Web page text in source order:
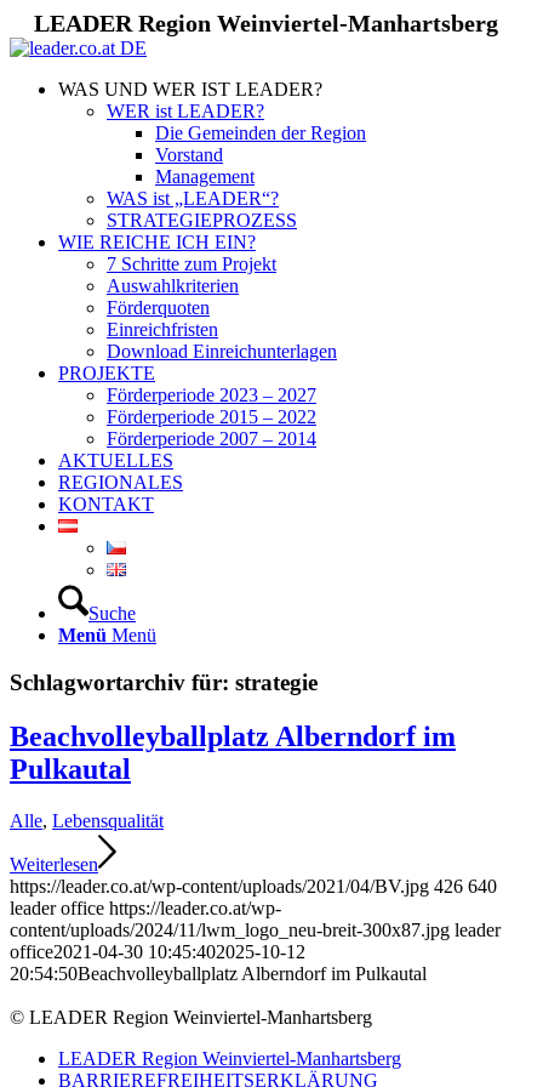
LEADER Region Weinviertel-Manhartsberg
WAS UND WER IST LEADER?
WER ist LEADER?
Die Gemeinden der Region
Vorstand
Management
WAS ist „LEADER“?
STRATEGIEPROZESS
WIE REICHE ICH EIN?
7 Schritte zum Projekt
Auswahlkriterien
Förderquoten
Einreichfristen
Download Einreichunterlagen
PROJEKTE
Förderperiode 2023 – 2027
Förderperiode 2015 – 2022
Förderperiode 2007 – 2014
AKTUELLES
REGIONALES
KONTAKT
Suche
Menü Menü
Schlagwortarchiv für: strategie
Beachvolleyballplatz Alberndorf im
Pulkautal
Alle, Lebensqualität
Weiterlesen
https://leader.co.at/wp-content/uploads/2021/04/BV.jpg 426 640
leader office https://leader.co.at/wp-
content/uploads/2024/11/lwm_logo_neu-breit-300x87.jpg leader
office2021-04-30 10:45:402025-10-12
20:54:50Beachvolleyballplatz Alberndorf im Pulkautal
© LEADER Region Weinviertel-Manhartsberg
LEADER Region Weinviertel-Manhartsberg
BARRIEREFREIHEITSERKLÄRUNG